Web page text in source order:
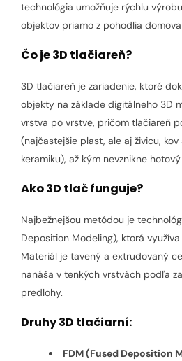
technológia umožňuje rýchlu
objektov priamo z pohodlia
Čo je 3D tlačiareň?
3D tlačiareň je zariadenie, ktoré
objekty na základe digitálneho 3D
vrstva po vrstve, pričom tlačiareň
(najčastejšie plast, ale aj živicu,
keramiku), až kým nevznikne
Ako 3D tlač funguje?
Najbežnejšou metódou je
Deposition Modeling), ktorá
Materiál je tavený a extrudovaný
nanáša v tenkých vrstvách podľa
predlohy.
Druhy 3D tlačiarní:
FDM (Fused Deposition